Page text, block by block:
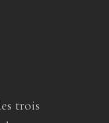
trois